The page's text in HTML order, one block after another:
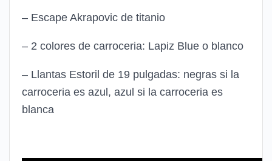
– Escape Akrapovic de titanio
– 2 colores de carroceria: Lapiz Blue o blanco
– Llantas Estoril de 19 pulgadas: negras si la
carroceria es azul, azul si la carroceria es
blanca